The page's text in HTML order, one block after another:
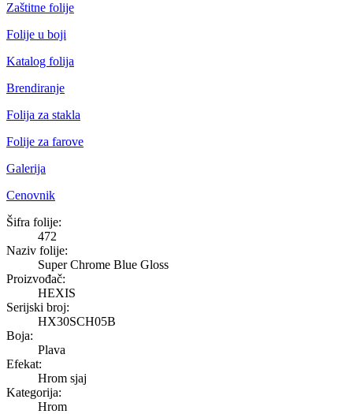
Zaštitne folije
Folije u boji
Katalog folija
Brendiranje
Folija za stakla
Folije za farove
Galerija
Cenovnik
Super Chrome Blue Gloss
Šifra folije:
472
Naziv folije:
Super Chrome Blue Gloss
Proizvođač:
HEXIS
Serijski broj:
HX30SCH05B
Boja:
Plava
Efekat:
Hrom sjaj
Kategorija:
Hrom